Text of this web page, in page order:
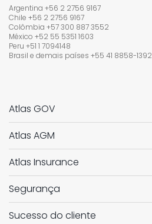
Argentina +56 2 2756 9167
Chile +56 2 2756 9167
Colômbia +57 300 887 3552
México +52 55 5351 1603
Peru +51 1 7094148
Brasil e demais países +55 41 8858-1392
Atlas GOV
Atlas AGM
Atlas Insurance
Segurança
Sucesso do cliente